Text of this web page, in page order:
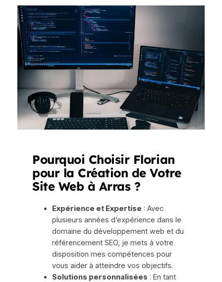
Pourquoi Choisir Florian
pour la Création de Votre
Site Web à Arras ?
Expérience et Expertise : Avec
plusieurs années d’expérience dans le
domaine du développement web et du
référencement SEO, je mets à votre
disposition mes compétences pour
vous aider à atteindre vos objectifs.
Solutions personnalisées : En tant